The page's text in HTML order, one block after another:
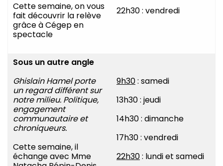
Cette semaine, on vous
fait découvrir la relève
grâce à Cégep en
spectacle
22h30 : vendredi
Sous un autre angle
Ghislain Hamel porte
un regard différent sur
notre milieu. Politique,
engagement
communautaire et
chroniqueurs.
Cette semaine, il
échange avec Mme
9h30: samedi
13h30 : jeudi
14h30 : dimanche
17h30 : vendredi
22h30: lundi et samedi